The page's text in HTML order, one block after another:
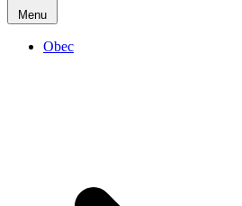
Menu
Obec